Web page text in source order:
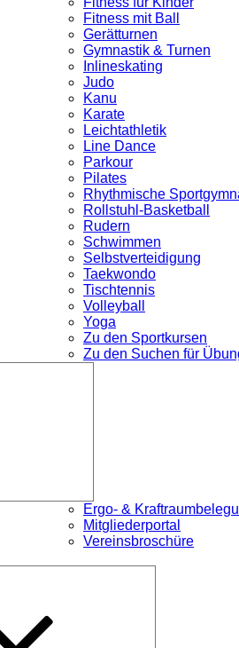
Fitness mit Ball
Gerätturnen
Gymnastik & Turnen
Inlineskating
Judo
Kanu
Karate
Leichtathletik
Line Dance
Parkour
Pilates
Rhythmische
Rollstuhl-Basketball
Rudern
Schwimmen
Selbstverteidigung
Taekwondo
Tischtennis
Volleyball
Yoga
Zu den Sportkursen
Zu den Suchen für
Ergo- &
Mitgliederportal
Vereinsbroschüre